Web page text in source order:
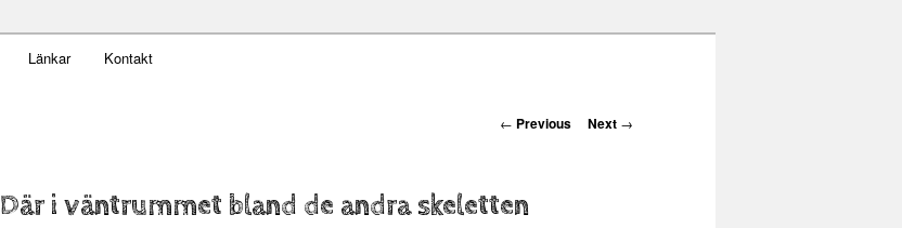
Länkar Kontakt
Post navigation
← Previous Next →
Där i väntrummet bland de andra skeletten